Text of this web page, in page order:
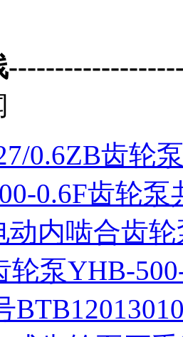
0.6ZB齿轮
0.6F齿轮
动内啮合齿
轮泵YHB-